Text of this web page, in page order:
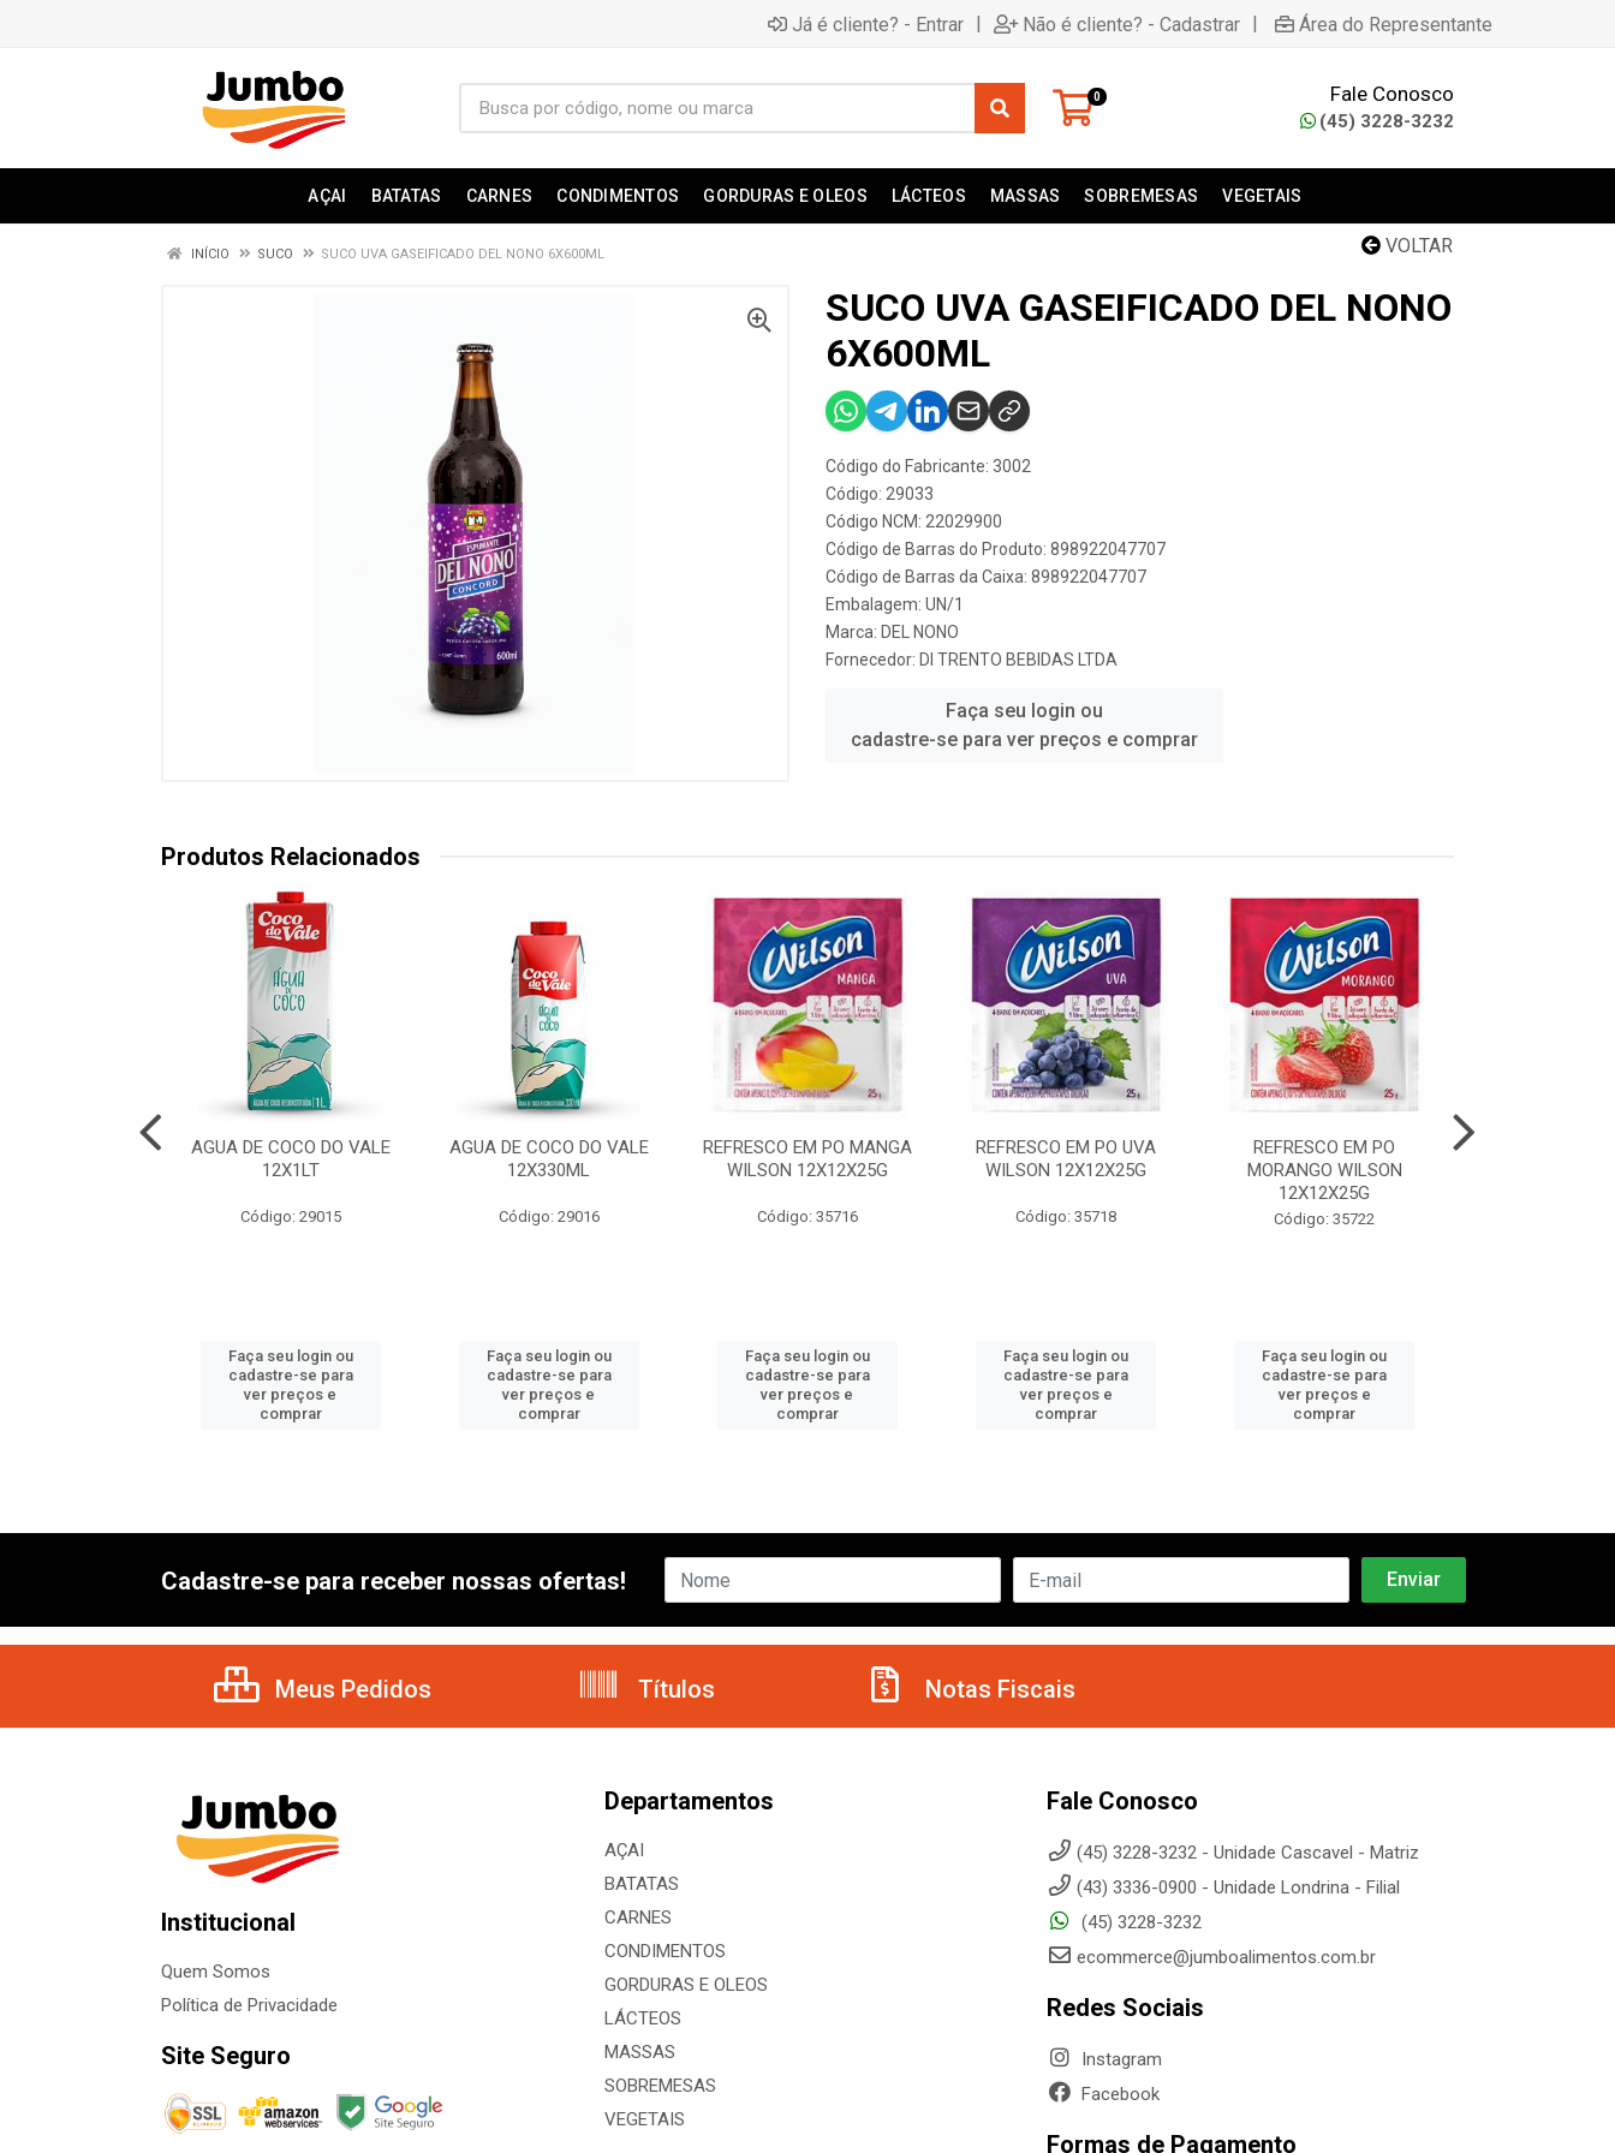
Já é cliente? - Entrar | Não é cliente? - Cadastrar | Área do Representante
0 Fale Conosco
(45) 3228-3232
AÇAI BATATAS CARNES CONDIMENTOS GORDURAS E OLEOS LÁCTEOS MASSAS SOBREMESAS VEGETAIS
VOLTAR
INÍCIO SUCO SUCO UVA GASEIFICADO DEL NONO 6X600ML
SUCO UVA GASEIFICADO DEL NONO
6X600ML
Código do Fabricante: 3002
Código: 29033
Código NCM: 22029900
Código de Barras do Produto: 898922047707
Código de Barras da Caixa: 898922047707
Embalagem: UN/1
Marca: DEL NONO
Fornecedor: DI TRENTO BEBIDAS LTDA
Faça seu login ou
cadastre-se para ver preços e comprar
Produtos Relacionados
AGUA DE COCO DO VALE
12X1LT
Código: 29015
Faça seu login ou
cadastre-se para
ver preços e
comprar
AGUA DE COCO DO VALE
12X330ML
Código: 29016
Faça seu login ou
cadastre-se para
ver preços e
comprar
REFRESCO EM PO MANGA
WILSON 12X12X25G
Código: 35716
Faça seu login ou
cadastre-se para
ver preços e
comprar
REFRESCO EM PO UVA
WILSON 12X12X25G
Código: 35718
Faça seu login ou
cadastre-se para
ver preços e
comprar
REFRESCO EM PO
MORANGO WILSON
12X12X25G
Código: 35722
Faça seu login ou
cadastre-se para
ver preços e
comprar
Cadastre-se para receber nossas ofertas!
Meus Pedidos Títulos Notas Fiscais
Institucional
Quem Somos
Política de Privacidade
Site Seguro
Departamentos
AÇAI
BATATAS
CARNES
CONDIMENTOS
GORDURAS E OLEOS
LÁCTEOS
MASSAS
SOBREMESAS
VEGETAIS
Fale Conosco
(45) 3228-3232 - Unidade Cascavel - Matriz
(43) 3336-0900 - Unidade Londrina - Filial
(45) 3228-3232
ecommerce@jumboalimentos.com.br
Redes Sociais
Instagram
Facebook
Formas de Pagamento